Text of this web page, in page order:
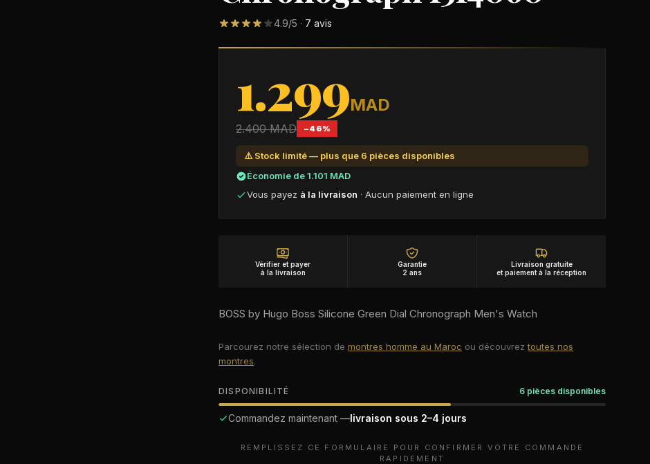
4.9/5 · 7 avis
1.299MAD
2.400MAD −46%
⚠️ Stock limité — plus que 6 pièces disponibles
Économie de1.101 MAD
Vous payez à la livraison · Aucun paiement en ligne
Vérifier et payer
à la livraison
Garantie
2 ans
Livraison gratuite
et paiement à la réception
BOSS by Hugo Boss Silicone Green Dial Chronograph Men's Watch
Parcourez notre sélection de montres homme au Maroc ou découvrez toutes nos
montres.
DISPONIBILITÉ 6 pièces disponibles
Commandez maintenant —livraison sous 2–4 jours
REMPLISSEZ CE FORMULAIRE POUR CONFIRMER VOTRE COMMANDE
RAPIDEMENT